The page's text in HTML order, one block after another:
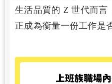
生活品質的 Z 世代而言
正成為衡量一份工作是